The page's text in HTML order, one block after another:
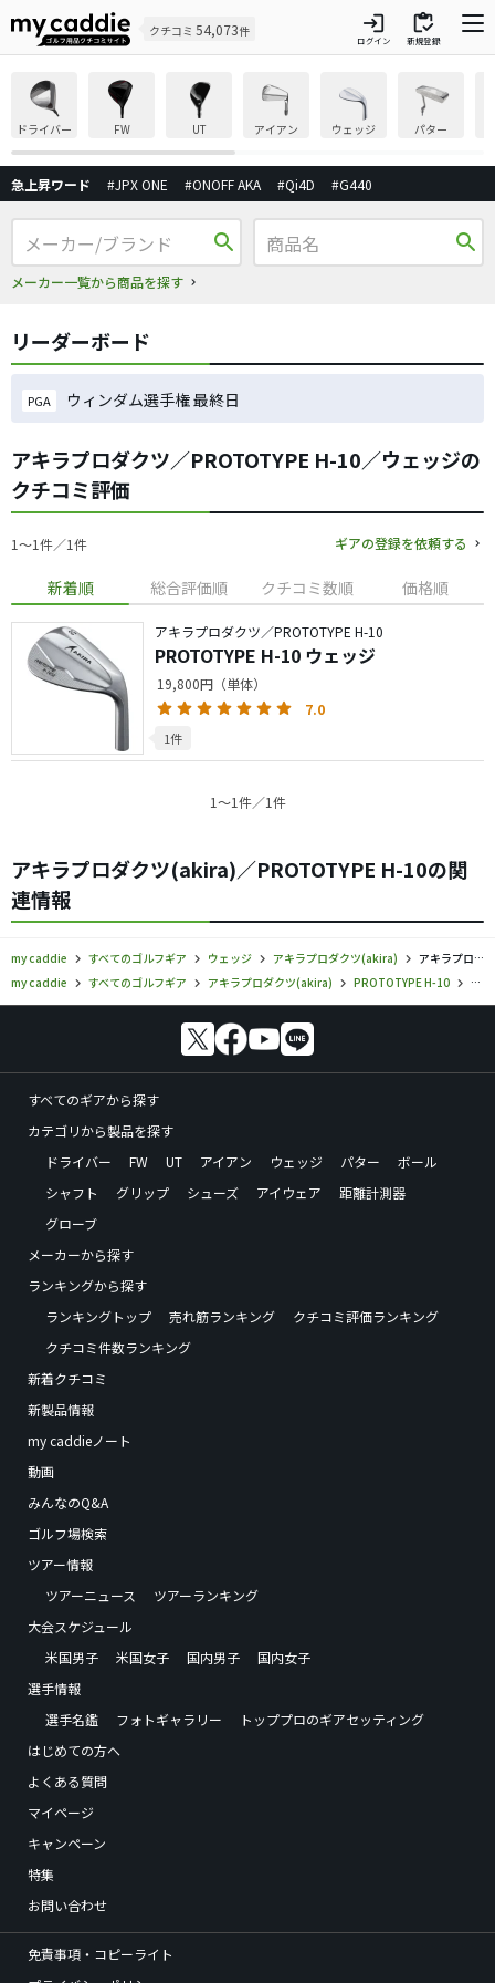
クチコミ 54,073件 login
ログイン
inventory
新規登録
ドライバー FW UT アイアン ウェッジ パター
急上昇ワード #JPX ONE #ONOFF AKA #Qi4D #G440
search
メーカー一覧から商品を探す
search
リーダーボード
PGA ウィンダム選手権 最終日
アキラプロダクツ／PROTOTYPE H-10／ウェッジの
クチコミ評価
1〜1件／1件 ギアの登録を依頼する
新着順 総合評価順 クチコミ数順 価格順
アキラプロダクツ／PROTOTYPE H-10
PROTOTYPE H-10 ウェッジ
19,800円（単体）
7.0
1件
1〜1件／1件
アキラプロダクツ(akira)／PROTOTYPE H-10の関
連情報
my caddie すべてのゴルフギア ウェッジ アキラプロダクツ(akira)
アキラプロダクツ／PROTOTYPE H-10／ウェッジの口コミ評価
my caddie
すべてのゴルフギア アキラプロダクツ(akira) PROTOTYPE H-10 ア
すべてのギアから探す
カテゴリから製品を探す
ドライバー
FW UT アイアン ウェッジ パター
ボール
シャフト
グリップ シューズ アイウェア
距離計測器
グローブ
メーカーから探す
ランキングから探す
ランキングトップ
売れ筋ランキング
クチコミ評価ランキング
クチコミ件数ランキング
新着クチコミ
新製品情報
my caddieノート
動画
みんなのQ&A
ゴルフ場検索
ツアー情報
ツアーニュース
ツアーランキング
大会スケジュール
米国男子
米国女子 国内男子
国内女子
選手情報
選手名鑑
フォトギャラリー
トッププロのギアセッティング
はじめての方へ
よくある質問
マイページ
キャンペーン
特集
お問い合わせ
免責事項・コピーライト